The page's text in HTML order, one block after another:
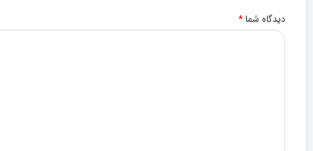
دیدگاه شما*